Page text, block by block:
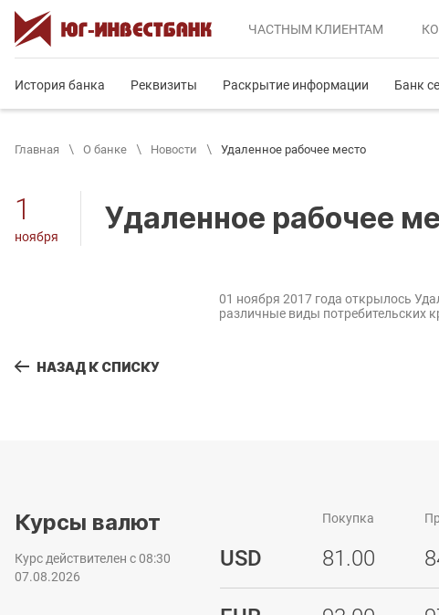
ЧАСТНЫМ КЛИЕНТАМ
История банка Реквизиты Раскрытие информации Банк
Главная О банке Новости Удаленное рабочее место
1
ноября
Удаленное рабочее
01 ноября 2017 года открылось
различные виды потребительских
НАЗАД К СПИСКУ
Курсы валют
Курс действителен с 08:30
07.08.2026
USD
Покупка
81.00